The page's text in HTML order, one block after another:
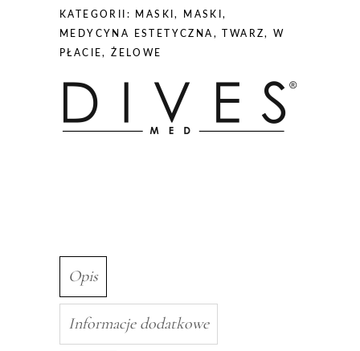
4
MASK
-
pozabiegowa
1x35ml
KATEGORII: MASKI, MASKI,
MEDYCYNA ESTETYCZNA , TWARZ,W
PŁACIE,ŻELOWE
Opis
Informacje dodatkowe